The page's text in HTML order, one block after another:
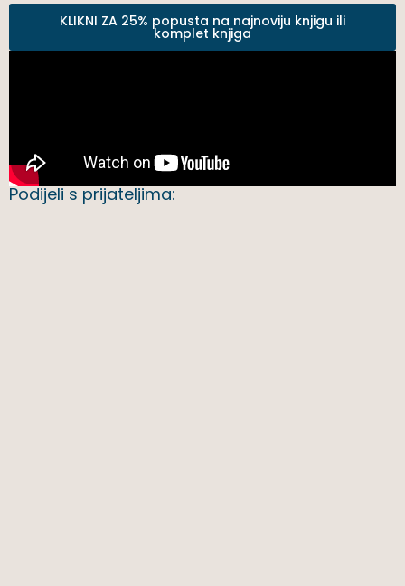
KLIKNI ZA 25% popusta na najnoviju knjigu ili
komplet knjiga
Podijeli s prijateljima: